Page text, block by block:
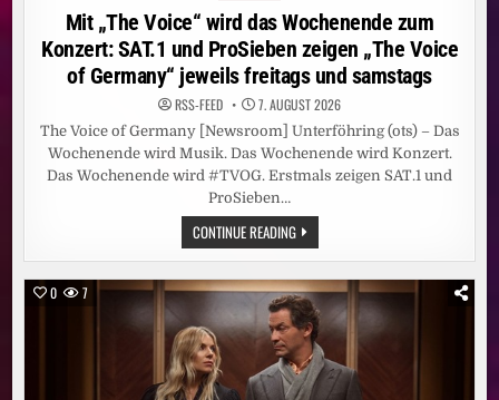
in
Mit „The Voice“ wird das Wochenende zum
Konzert: SAT.1 und ProSieben zeigen „The Voice
of Germany“ jeweils freitags und samstags
RSS-FEED 7. AUGUST 2026
The Voice of Germany [Newsroom] Unterföhring (ots) – Das
Wochenende wird Musik. Das Wochenende wird Konzert.
Das Wochenende wird #TVOG. Erstmals zeigen SAT.1 und
ProSieben…
CONTINUE READINGMIT
„THE
VOICE“
DAS
WOCHENENDE
ZUM
KONZERT:
SAT.1
UND
PROSIEBEN
ZEIGEN
0 7